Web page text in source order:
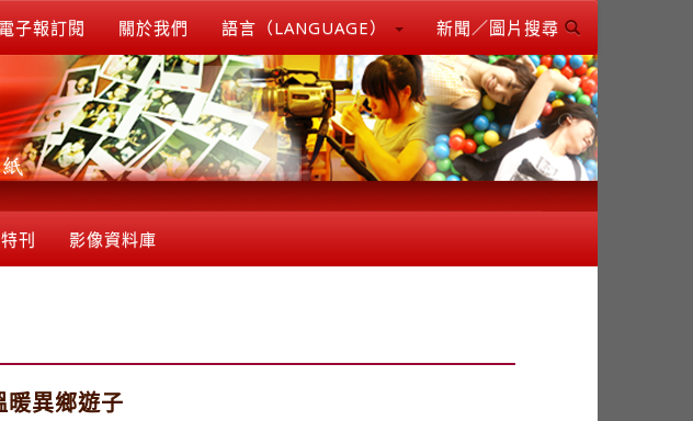
電子報訂閱 關於我們 語言（LANGUAGE） 新聞／圖片搜尋
特刊 影像資料庫
暖異鄉遊子